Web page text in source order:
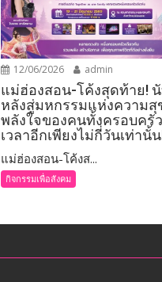
12/06/2026 admin
แม่ฮ่องสอน-โค้งสุดท้าย!
หลังสู่มหกรรมแห่งความสุ
พลังใจของคนทั้งครอบครั
เวลาอีกเพียงไม่กี่วันเท่านั้
แม่ฮ่องสอน-โค้งส...
กิจกรรมเพื่อสังคม